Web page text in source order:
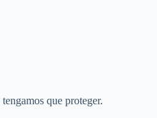
que proteger.